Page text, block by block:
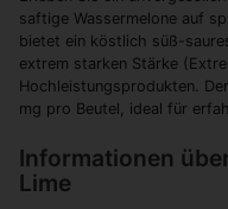
saftige Wassermelone auf
bietet ein köstlich süß-
extrem starken Stärke
Hochleistungsprodukten.
mg pro Beutel, ideal für
Informationen
Lime